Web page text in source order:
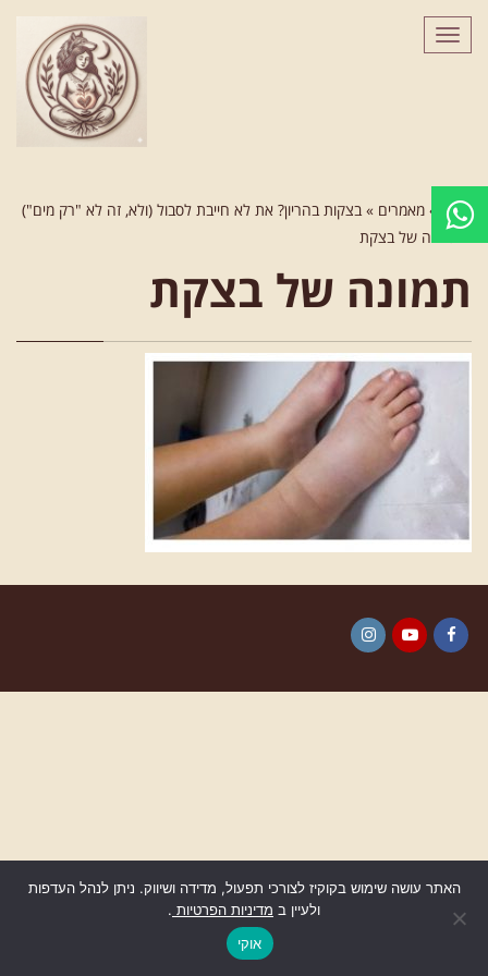
לתוכן
תפריט
ראשי » מאמרים » בצקות בהריון? את לא חייבת לסבול (ולא, זה לא "רק מים")
תמונה של בצקת
תמונה של בצקת
גלילה
האתר עושה שימוש בקוקיז לצורכי תפעול, מדידה ושיווק. ניתן לנהל העדפות
ולעיין ב מדיניות הפרטיות .
אוקי